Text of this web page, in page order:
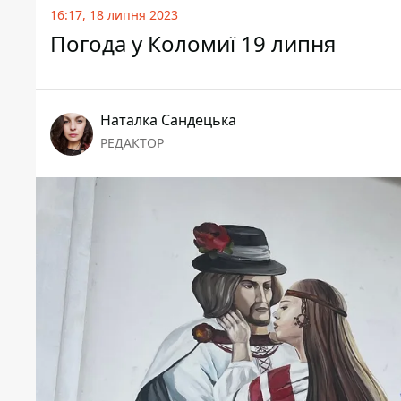
16:17, 18 липня 2023
Погода у Коломиї 19 липня
Наталка Сандецька
РЕДАКТОР